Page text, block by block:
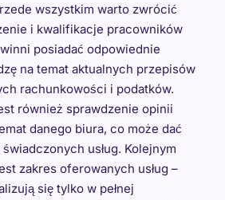
wszystkim warto zwrócić
i kwalifikacje pracowników
posiadać odpowiednie
na temat aktualnych przepisów
rachunkowości i podatków.
również sprawdzenie opinii
danego biura, co może dać
usług. Kolejnym
zakres oferowanych usług –
się tylko w pełnej